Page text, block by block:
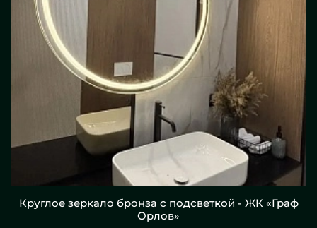
Круглое зеркало бронза с подсветкой - ЖК «Граф
Орлов»